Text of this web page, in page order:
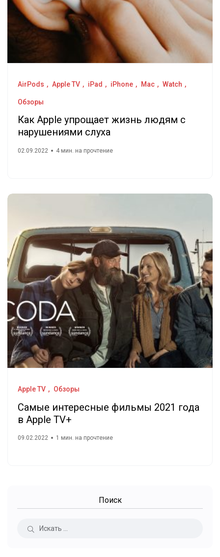
AirPods Apple TV iPad iPhone Mac Watch
Обзоры
Как Apple упрощает жизнь людям с
нарушениями слуха
02.09.2022 4 мин. на прочтение
Apple TV Обзоры
Самые интересные фильмы 2021 года
в Apple TV+
09.02.2022 1 мин. на прочтение
Поиск